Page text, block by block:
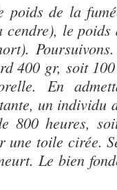
poids de la
le poids
400 gr, soit
En
un individu
800 heures,
toile cirée.
Le bien